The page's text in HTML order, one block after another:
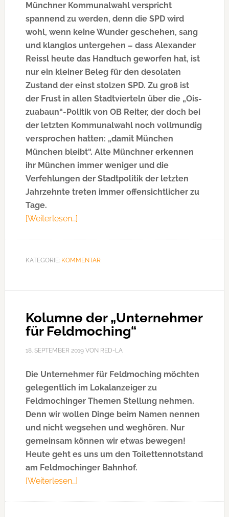
Münchner Kommunalwahl verspricht
spannend zu werden, denn die SPD wird
wohl, wenn keine Wunder geschehen, sang
und klanglos untergehen – dass Alexander
Reissl heute das Handtuch geworfen hat, ist
nur ein kleiner Beleg für den desolaten
Zustand der einst stolzen SPD. Zu groß ist
der Frust in allen Stadtvierteln über die „Ois-
zuabaun“-Politik von OB Reiter, der doch bei
der letzten Kommunalwahl noch vollmundig
versprochen hatten: „damit München
München bleibt“. Alte Münchner erkennen
ihr München immer weniger und die
Verfehlungen der Stadtpolitik der letzten
Jahrzehnte treten immer offensichtlicher zu
Tage.
[Weiterlesen…]
Reissl
CSU
KATEGORIE: KOMMENTAR
Kolumne der „Unternehmer
für Feldmoching“
18. SEPTEMBER 2019VON RED-LA
Die Unternehmer für Feldmoching möchten
gelegentlich im Lokalanzeiger zu
Feldmochinger Themen Stellung nehmen.
Denn wir wollen Dinge beim Namen nennen
und nicht wegsehen und weghören. Nur
gemeinsam können wir etwas bewegen!
Heute geht es uns um den Toilettennotstand
am Feldmochinger Bahnhof.
[Weiterlesen…]